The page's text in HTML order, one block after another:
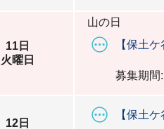
11日
火曜日
山の日
【保土
募集期間
12日
【保土